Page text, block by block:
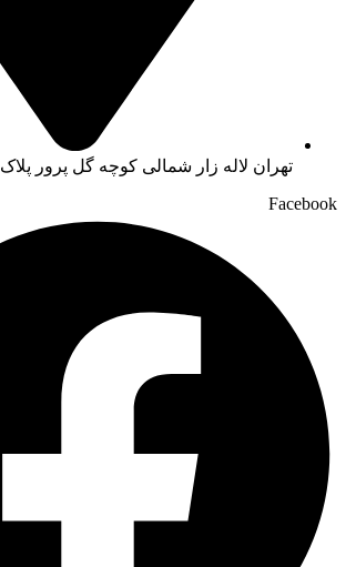
تهران لاله زار شمالی کوچه گل پرور پلاک 8 - واحد 4
Facebook